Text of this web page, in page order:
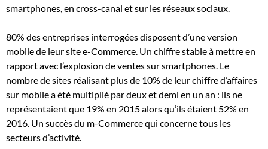
smartphones, en cross-canal et sur les réseaux sociaux.
80% des entreprises interrogées disposent d’une version
mobile de leur site e-Commerce. Un chiffre stable à mettre en
rapport avec l’explosion de ventes sur smartphones. Le
nombre de sites réalisant plus de 10% de leur chiffre d’affaires
sur mobile a été multiplié par deux et demi en un an : ils ne
représentaient que 19% en 2015 alors qu’ils étaient 52% en
2016. Un succès du m-Commerce qui concerne tous les
secteurs d’activité.